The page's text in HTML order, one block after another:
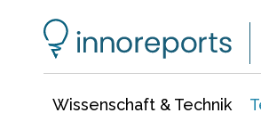
Wissenschaft & Technik